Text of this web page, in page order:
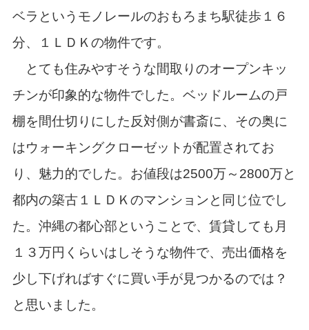
ベラというモノレールのおもろまち駅徒歩１６
分、１ＬＤＫの物件です。
とても住みやすそうな間取りのオープンキッ
チンが印象的な物件でした。ベッドルームの戸
棚を間仕切りにした反対側が書斎に、その奥に
はウォーキングクローゼットが配置されてお
り、魅力的でした。お値段は2500万～2800万と
都内の築古１ＬＤＫのマンションと同じ位でし
た。沖縄の都心部ということで、賃貸しても月
１３万円くらいはしそうな物件で、売出価格を
少し下げればすぐに買い手が見つかるのでは？
と思いました。